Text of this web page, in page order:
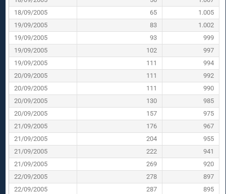
18/09/2005
65
1.005
19/09/2005
83
1.002
19/09/2005
93
999
19/09/2005
102
997
19/09/2005
111
994
20/09/2005
111
992
20/09/2005
111
990
20/09/2005
130
985
20/09/2005
157
975
21/09/2005
176
967
21/09/2005
204
955
21/09/2005
222
941
21/09/2005
269
920
22/09/2005
278
897
22/09/2005
287
895